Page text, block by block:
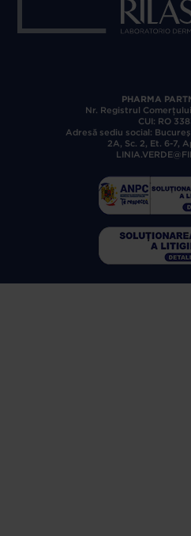
PHARMA
Nr. Registrul
CUI: RO
Adresă sediu social:
2A, Sc. 2, Et. 6-7,